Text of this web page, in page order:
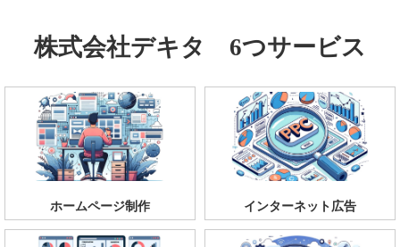
株式会社デキタ 6つサービス
ホームページ制作 インターネット広告